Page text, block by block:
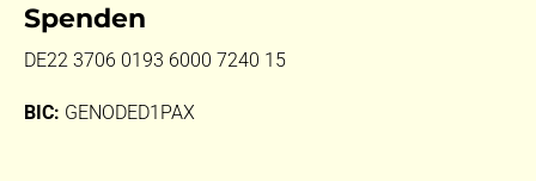
Spenden
DE22 3706 0193 6000 7240 15
BIC: GENODED1PAX